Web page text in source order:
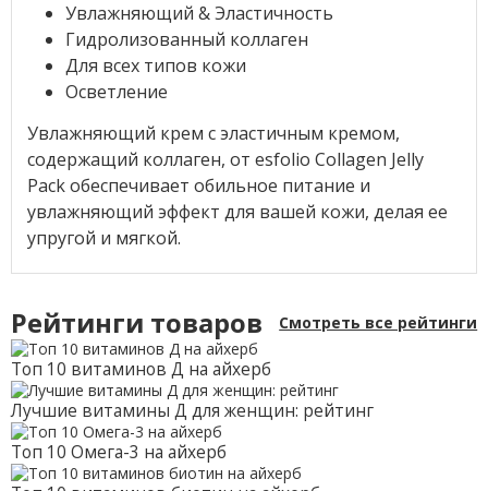
Увлажняющий & Эластичность
Гидролизованный коллаген
Для всех типов кожи
Осветление
Увлажняющий крем с эластичным кремом,
содержащий коллаген, от esfolio Collagen Jelly
Pack обеспечивает обильное питание и
увлажняющий эффект для вашей кожи, делая ее
упругой и мягкой.
Рейтинги товаров Смотреть все рейтинги
Топ 10 витаминов Д на айхерб
Лучшие витамины Д для женщин: рейтинг
Топ 10 Омега-3 на айхерб